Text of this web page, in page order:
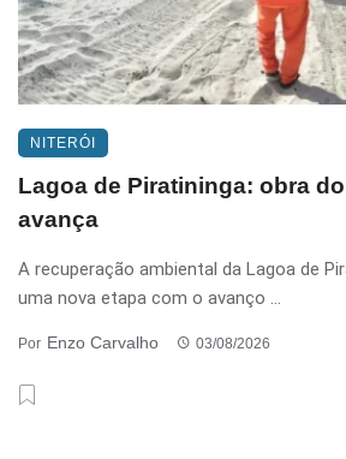
NITERÓI
Lagoa de Piratininga: obra
avança
A recuperação ambiental da Lagoa de
uma nova etapa com o avanço ...
Por Enzo Carvalho 03/08/2026